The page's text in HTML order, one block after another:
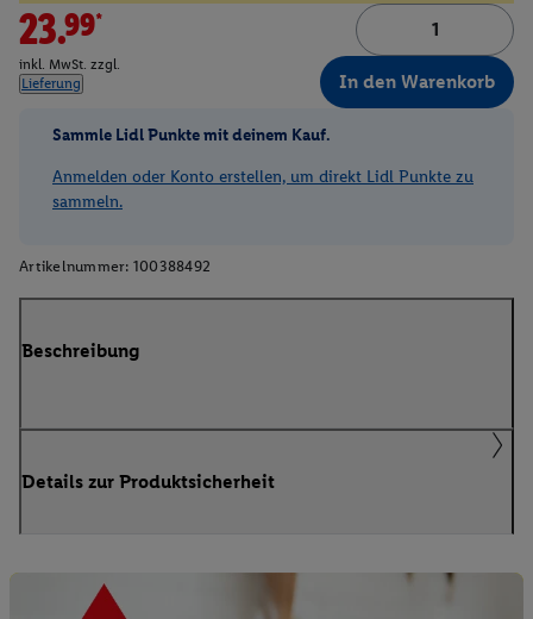
23.99*
inkl. MwSt. zzgl.
Lieferung
In den Warenkorb
Sammle Lidl Punkte mit deinem Kauf.
Anmelden oder Konto erstellen, um direkt Lidl Punkte zu
sammeln.
Artikelnummer: 100388492
Beschreibung
Details zur Produktsicherheit